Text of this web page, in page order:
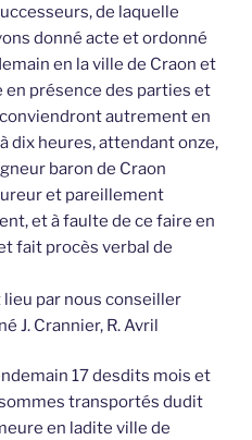
de laquelle
donné acte et ordonné
en la ville de Craon et
en présence des parties et
autrement en
dix heures, attendant onze,
baron de Craon
et pareillement
et à faulte de ce faire en
fait procès verbal de
lieu par nous conseiller
J. Crannier, R. Avril
17 desdits mois et
transportés dudit
en ladite ville de